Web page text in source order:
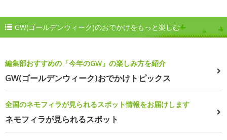
GW(ゴールデンウィーク)のおでかけをもっと楽しむ
編集部おすすめの「今年のGW」の楽しみ方を紹介
GW(ゴールデンウィーク)おでかけトピックス
全国のネモフィラが見られるスポット情報をお届けします
ネモフィラが見られるスポット